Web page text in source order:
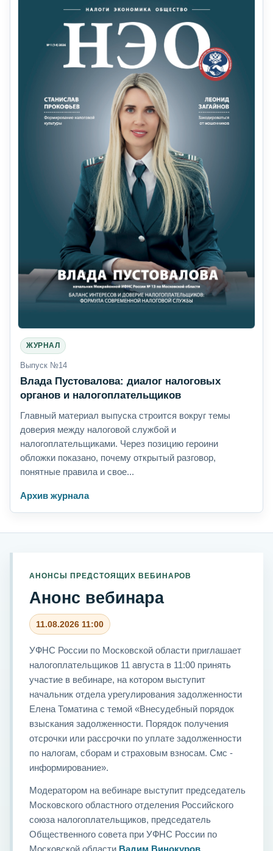
ЖУРНАЛ
Выпуск №14
Влада Пустовалова: диалог налоговых
органов и налогоплательщиков
Главный материал выпуска строится вокруг темы
доверия между налоговой службой и
налогоплательщиками. Через позицию героини
обложки показано, почему открытый разговор,
понятные правила и свое...
Архив журнала
АНОНСЫ ПРЕДСТОЯЩИХ ВЕБИНАРОВ
Анонс вебинара
11.08.2026 11:00
УФНС России по Московской области приглашает
налогоплательщиков 11 августа в 11:00 принять
участие в вебинаре, на котором выступит
начальник отдела урегулирования задолженности
Елена Томатина с темой «Внесудебный порядок
взыскания задолженности. Порядок получения
отсрочки или рассрочки по уплате задолженности
по налогам, сборам и страховым взносам. Смс -
информирование».
Модератором на вебинаре выступит председатель
Московского областного отделения Российского
союза налогоплательщиков, председатель
Общественного совета при УФНС России по
Московской области Вадим Винокуров.